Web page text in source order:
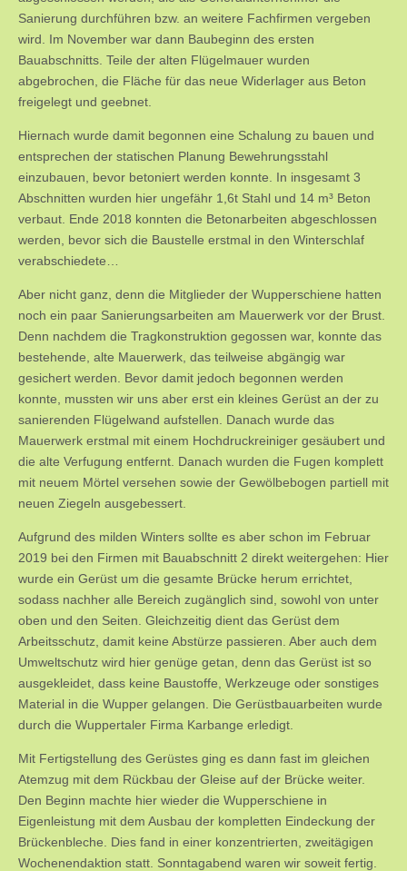
Sanierung durchführen bzw. an weitere Fachfirmen vergeben
wird. Im November war dann Baubeginn des ersten
Bauabschnitts. Teile der alten Flügelmauer wurden
abgebrochen, die Fläche für das neue Widerlager aus Beton
freigelegt und geebnet.
Hiernach wurde damit begonnen eine Schalung zu bauen und
entsprechen der statischen Planung Bewehrungsstahl
einzubauen, bevor betoniert werden konnte. In insgesamt 3
Abschnitten wurden hier ungefähr 1,6t Stahl und 14 m³ Beton
verbaut. Ende 2018 konnten die Betonarbeiten abgeschlossen
werden, bevor sich die Baustelle erstmal in den Winterschlaf
verabschiedete…
Aber nicht ganz, denn die Mitglieder der Wupperschiene hatten
noch ein paar Sanierungsarbeiten am Mauerwerk vor der Brust.
Denn nachdem die Tragkonstruktion gegossen war, konnte das
bestehende, alte Mauerwerk, das teilweise abgängig war
gesichert werden. Bevor damit jedoch begonnen werden
konnte, mussten wir uns aber erst ein kleines Gerüst an der zu
sanierenden Flügelwand aufstellen. Danach wurde das
Mauerwerk erstmal mit einem Hochdruckreiniger gesäubert und
die alte Verfugung entfernt. Danach wurden die Fugen komplett
mit neuem Mörtel versehen sowie der Gewölbebogen partiell mit
neuen Ziegeln ausgebessert.
Aufgrund des milden Winters sollte es aber schon im Februar
2019 bei den Firmen mit Bauabschnitt 2 direkt weitergehen: Hier
wurde ein Gerüst um die gesamte Brücke herum errichtet,
sodass nachher alle Bereich zugänglich sind, sowohl von unter
oben und den Seiten. Gleichzeitig dient das Gerüst dem
Arbeitsschutz, damit keine Abstürze passieren. Aber auch dem
Umweltschutz wird hier genüge getan, denn das Gerüst ist so
ausgekleidet, dass keine Baustoffe, Werkzeuge oder sonstiges
Material in die Wupper gelangen. Die Gerüstbauarbeiten wurde
durch die Wuppertaler Firma Karbange erledigt.
Mit Fertigstellung des Gerüstes ging es dann fast im gleichen
Atemzug mit dem Rückbau der Gleise auf der Brücke weiter.
Den Beginn machte hier wieder die Wupperschiene in
Eigenleistung mit dem Ausbau der kompletten Eindeckung der
Brückenbleche. Dies fand in einer konzentrierten, zweitägigen
Wochenendaktion statt. Sonntagabend waren wir soweit fertig.